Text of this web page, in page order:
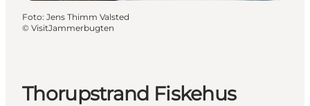
Foto: Jens Thimm Valsted
© VisitJammerbugten
Thorupstrand Fiskehus